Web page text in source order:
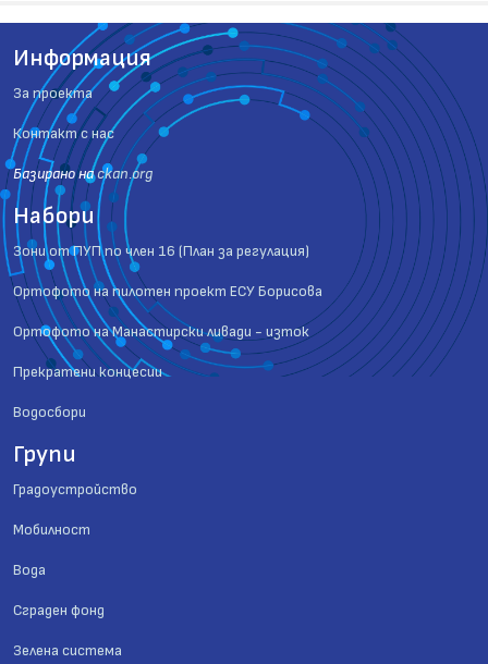
Информация
За проекта
Контакт с нас
Базиранo наckan.org
Набори
Зони от ПУП по член 16 (План за регулация)
Ортофото на пилотен проект ЕСУ Борисова
Ортофото на Манастирски ливади - изток
Прекратени концесии
Водосбори
Групи
Градоустройство
Мобилност
Вода
Сграден фонд
Зелена система